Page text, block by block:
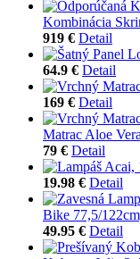
Kombinácia
919 € Detail
64.9 € Detail
169 € Detail
Matrac Aloe
79 € Detail
19.98 € Detail
Bike 77,5/
49.95 € Detail